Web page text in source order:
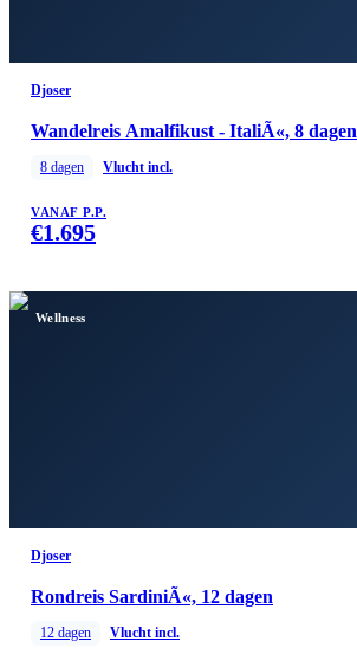
Djoser
Wandelreis Amalfikust - ItaliÃ«, 8 dagen
8 dagen Vlucht incl.
VANAF P.P.
€1.695
Wellness
Djoser
Rondreis SardiniÃ«, 12 dagen
12 dagen Vlucht incl.